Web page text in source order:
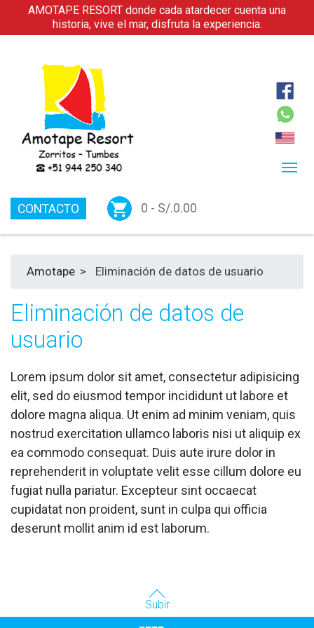
AMOTAPE RESORT donde cada atardecer cuenta una
historia, vive el mar, disfruta la experiencia.
CONTACTO 0 - S/.0.00
Amotape > Eliminación de datos de usuario
Eliminación de datos de
usuario
Lorem ipsum dolor sit amet, consectetur adipisicing
elit, sed do eiusmod tempor incididunt ut labore et
dolore magna aliqua. Ut enim ad minim veniam, quis
nostrud exercitation ullamco laboris nisi ut aliquip ex
ea commodo consequat. Duis aute irure dolor in
reprehenderit in voluptate velit esse cillum dolore eu
fugiat nulla pariatur. Excepteur sint occaecat
cupidatat non proident, sunt in culpa qui officia
deserunt mollit anim id est laborum.
Subir